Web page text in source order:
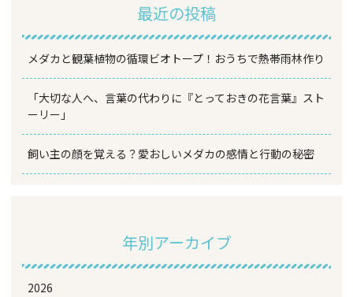
最近の投稿
メダカと観葉植物の循環ビオトープ！おうちで熱帯雨林作り
「大切な人へ、言葉の代わりに『とっておきの花言葉』スト
ーリー」
飼い主の顔を覚える？愛おしいメダカの感情と行動の秘密
年別アーカイブ
2026